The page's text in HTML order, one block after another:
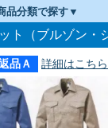
品分類で探す
ト（ブルゾン・
品Ａ 詳細はこちら